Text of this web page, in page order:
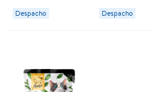
Whiskas
Despacho
g Felinnes
Despacho